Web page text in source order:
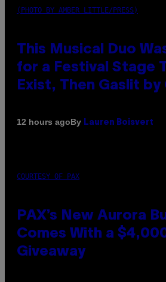
(PHOTO BY AMBER LITTLE/PRESS)
This Musical Duo
for a Festival Stage
Exist, Then Gaslit
12 hours agoBy Lauren Boisvert
COURTESY OF PAX
PAX’s New Aurora
Comes With a
Giveaway